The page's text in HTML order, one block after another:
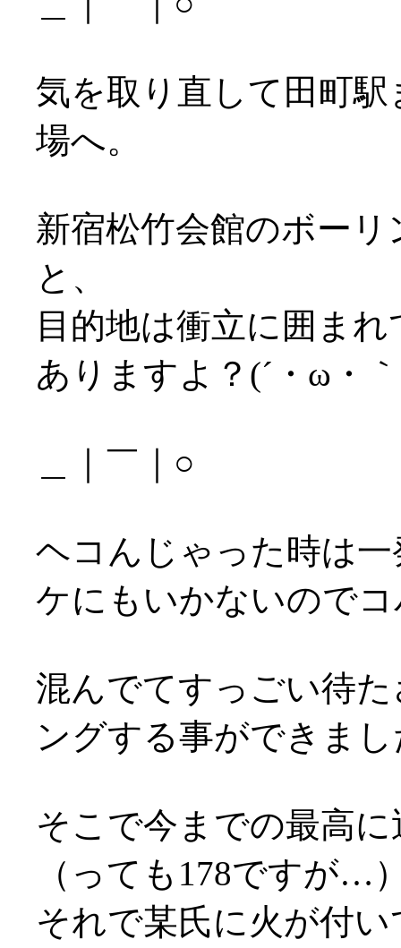
気を取り直して田町
場へ。
新宿松竹会館のボー
と、
目的地は衝立に囲ま
ありますよ？(´・ω・
＿｜￣｜○
ヘコんじゃった時は
ケにもいかないので
混んでてすっごい待
ングする事ができまし
そこで今までの最高
（っても178ですが…
それで某氏に火が付